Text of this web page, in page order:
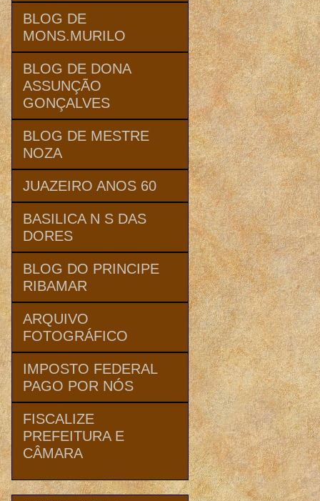
BLOG DE
MONS.MURILO
BLOG DE DONA
ASSUNÇÃO
GONÇALVES
BLOG DE MESTRE
NOZA
JUAZEIRO ANOS 60
BASILICA N S DAS
DORES
BLOG DO PRINCIPE
RIBAMAR
ARQUIVO
FOTOGRÁFICO
IMPOSTO FEDERAL
PAGO POR NÓS
FISCALIZE
PREFEITURA E
CÂMARA